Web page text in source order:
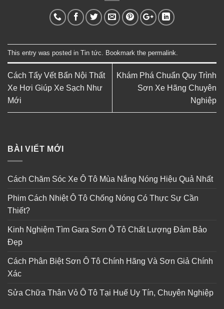
This entry was posted in Tin tức . Bookmark the permalink
Cách Tẩy Vết Bẩn Nội Thất
Xe Hơi Giúp Xe Sạch Như
Mới
Khám Phá Chuẩn Quy Trình
Sơn Xe Hãng Chuyên
Nghiệp
BÀI VIẾT MỚI
Cách Chăm Sóc Xe Ô Tô Mùa Nắng Nóng Hiệu Quả Nhất
Phim Cách Nhiệt Ô Tô Chống Nóng Có Thực Sự Cần
Thiết?
Kinh Nghiệm Tìm Gara Sơn Ô Tô Chất Lượng Đảm Bảo
Đẹp
Cách Phân Biệt Sơn Ô Tô Chính Hãng Và Sơn Giả Chính
Xác
Sửa Chữa Thân Vỏ Ô Tô Tại Huế Uy Tín, Chuyên Nghiệp